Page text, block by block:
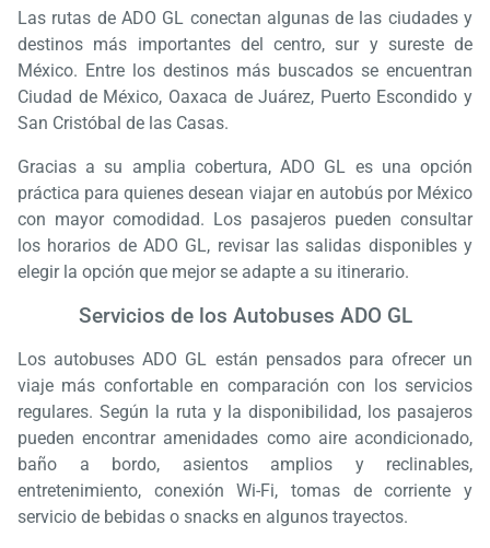
Las rutas de ADO GL conectan algunas de las ciudades y
destinos más importantes del centro, sur y sureste de
México. Entre los destinos más buscados se encuentran
Ciudad de México, Oaxaca de Juárez, Puerto Escondido y
San Cristóbal de las Casas.
Gracias a su amplia cobertura, ADO GL es una opción
práctica para quienes desean viajar en autobús por México
con mayor comodidad. Los pasajeros pueden consultar
los horarios de ADO GL, revisar las salidas disponibles y
elegir la opción que mejor se adapte a su itinerario.
Servicios de los Autobuses ADO GL
Los autobuses ADO GL están pensados para ofrecer un
viaje más confortable en comparación con los servicios
regulares. Según la ruta y la disponibilidad, los pasajeros
pueden encontrar amenidades como aire acondicionado,
baño a bordo, asientos amplios y reclinables,
entretenimiento, conexión Wi-Fi, tomas de corriente y
servicio de bebidas o snacks en algunos trayectos.